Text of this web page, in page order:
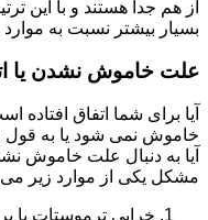
از هم جدا هستند و با این
بسیار بیشتر نسبت به
علت خاموش نشدن یا
آیا برای شما اتفاق
خاموش نمی شود یا به
آیا به دنبال علت خاموش
مشکل یکی از موارد زیر می
خرابی ترموستات یا